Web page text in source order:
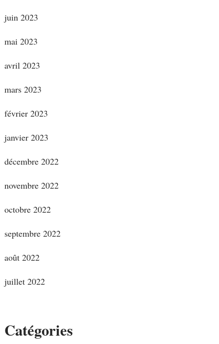
juin 2023
mai 2023
avril 2023
mars 2023
février 2023
janvier 2023
décembre 2022
novembre 2022
octobre 2022
septembre 2022
août 2022
juillet 2022
Catégories